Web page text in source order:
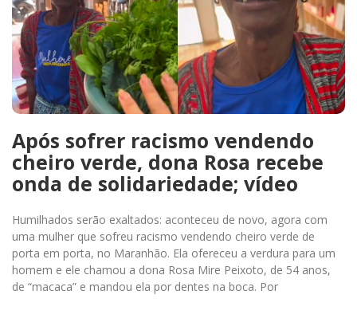
Após sofrer racismo vendendo
cheiro verde, dona Rosa recebe
onda de solidariedade; vídeo
Humilhados serão exaltados: aconteceu de novo, agora com
uma mulher que sofreu racismo vendendo cheiro verde de
porta em porta, no Maranhão. Ela ofereceu a verdura para um
homem e ele chamou a dona Rosa Mire Peixoto, de 54 anos,
de “macaca” e mandou ela por dentes na boca. Por